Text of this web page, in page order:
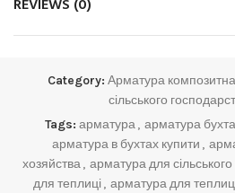
REVIEWS (0)
Category: Арматура
сільського
Tags: арматура , арматура бухта
арматура в бухтах купити ,
хозяйства, арматура для
для теплиці , арматура для